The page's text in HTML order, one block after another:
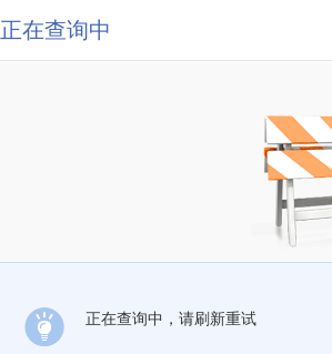
正在查询中
正在查询中，请刷新重试